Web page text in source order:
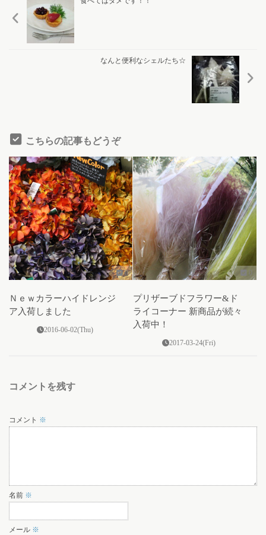
なんと便利なシェルたち☆
こちらの記事もどうぞ
0
Ｎｅｗカラーハイドレンジ
ア入荷しました
2016-06-02(Thu)
0
プリザーブドフラワー&ド
ライコーナー 新商品が続々
入荷中！
2017-03-24(Fri)
コメントを残す
コメント ※
名前 ※
メール ※